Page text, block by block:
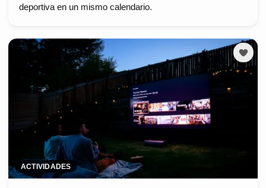
deportiva en un mismo calendario.
ACTIVIDADES